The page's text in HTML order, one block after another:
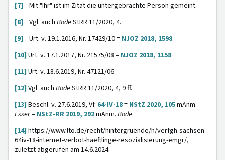
[7] Mit "Ihr" ist im Zitat die untergebrachte Person gemeint.
[8] Vgl. auch BodeStRR 11/2020, 4.
[9] Urt. v. 19.1.2016, Nr. 17429/10 = NJOZ 2018, 1598.
[10] Urt. v. 17.1.2017, Nr. 21575/08 = NJOZ 2018, 1158.
[11] Urt. v. 18.6.2019, Nr. 47121/06.
[12] Vgl. auch BodeStRR 11/2020, 4, 9 ff.
[13] Beschl. v. 27.6.2019, Vf. 64-IV-18= NStZ 2020, 105mAnm.
Esser= NStZ-RR 2019, 292mAnm. Bode.
[14] https://www.lto.de/recht/hintergruende/h/verfgh-sachsen-
64iv-18-internet-verbot-haeftlinge-resozialisierung-emgr/,
zuletzt abgerufen am 14.6.2024.